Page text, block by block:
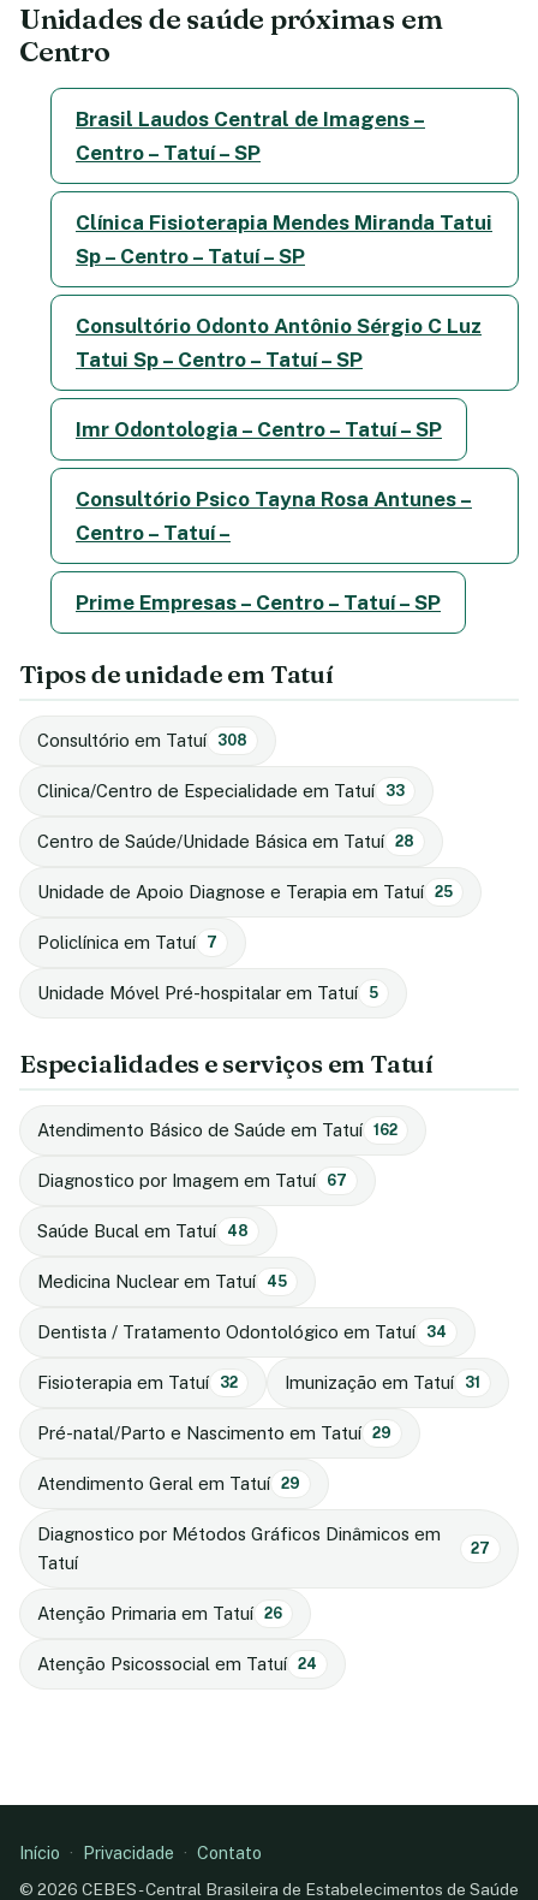
Unidades de saúde próximas em
Centro
Brasil Laudos Central de Imagens –
Centro – Tatuí – SP
Clínica Fisioterapia Mendes Miranda Tatui
Sp – Centro – Tatuí – SP
Consultório Odonto Antônio Sérgio C Luz
Tatui Sp – Centro – Tatuí – SP
Imr Odontologia – Centro – Tatuí – SP
Consultório Psico Tayna Rosa Antunes –
Centro – Tatuí –
Prime Empresas – Centro – Tatuí – SP
Tipos de unidade em Tatuí
Consultório em Tatuí 308
Clinica/Centro de Especialidade em Tatuí 33
Centro de Saúde/Unidade Básica em Tatuí 28
Unidade de Apoio Diagnose e Terapia em Tatuí 25
Policlínica em Tatuí 7
Unidade Móvel Pré-hospitalar em Tatuí 5
Especialidades e serviços em Tatuí
Atendimento Básico de Saúde em Tatuí 162
Diagnostico por Imagem em Tatuí 67
Saúde Bucal em Tatuí 48
Medicina Nuclear em Tatuí 45
Dentista / Tratamento Odontológico em Tatuí 34
Fisioterapia em Tatuí 32 Imunização em Tatuí 31
Pré-natal/Parto e Nascimento em Tatuí 29
Atendimento Geral em Tatuí 29
Diagnostico por Métodos Gráficos Dinâmicos em
Tatuí
27
Atenção Primaria em Tatuí 26
Atenção Psicossocial em Tatuí 24
Início · Privacidade · Contato
© 2026 CEBES - Central Brasileira de Estabelecimentos de Saúde